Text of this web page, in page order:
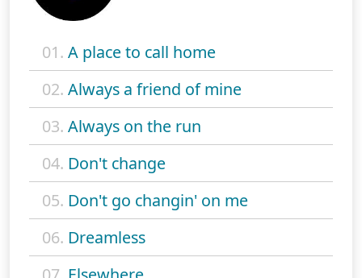
01. A place to call home
02. Always a friend of mine
03. Always on the run
04. Don't change
05. Don't go changin' on me
06. Dreamless